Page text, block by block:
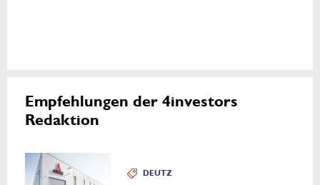
Empfehlungen der 4investors
Redaktion
DEUTZ